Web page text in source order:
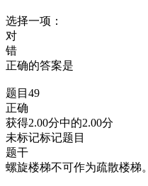
选择一项：
对
错
正确的答案是
题目49
正确
获得2.00分中的2.00分
未标记标记题目
题干
螺旋楼梯不可作为疏散楼梯。